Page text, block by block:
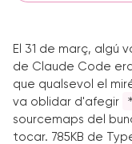
El 31 de març, algú
de Claude Code
que qualsevol el
va oblidar d'afegir
sourcemaps del
tocar. 785KB de